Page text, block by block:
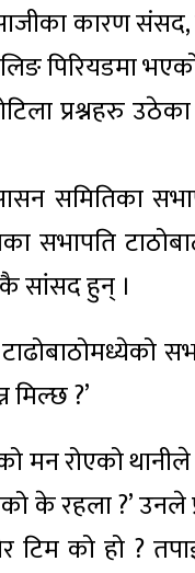
कारण
पिरियडमा
प्रश्नहरु
समितिका
सभापति
सांसद हुन् ।
मिल्छ ?’
रोएको
के रहला ?’
टिम को हो ?